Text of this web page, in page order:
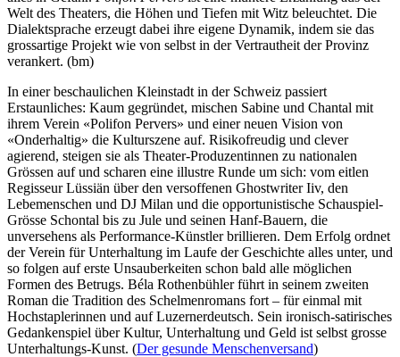
Welt des Theaters, die Höhen und Tiefen mit Witz beleuchtet. Die
Dialektsprache erzeugt dabei ihre eigene Dynamik, indem sie das
grossartige Projekt wie von selbst in der Vertrautheit der Provinz
verankert. (bm)
In einer beschaulichen Kleinstadt in der Schweiz passiert
Erstaunliches: Kaum gegründet, mischen Sabine und Chantal mit
ihrem Verein «Polifon Pervers» und einer neuen Vision von
«Onderhaltig» die Kulturszene auf. Risikofreudig und clever
agierend, steigen sie als Theater-Produzentinnen zu nationalen
Grössen auf und scharen eine illustre Runde um sich: vom eitlen
Regisseur Lüssiän über den versoffenen Ghostwriter Iiv, den
Lebemenschen und DJ Milan und die opportunistische Schauspiel-
Grösse Schontal bis zu Jule und seinen Hanf-Bauern, die
unversehens als Performance-Künstler brillieren. Dem Erfolg ordnet
der Verein für Unterhaltung im Laufe der Geschichte alles unter, und
so folgen auf erste Unsauberkeiten schon bald alle möglichen
Formen des Betrugs. Béla Rothenbühler führt in seinem zweiten
Roman die Tradition des Schelmenromans fort – für einmal mit
Hochstaplerinnen und auf Luzernerdeutsch. Sein ironisch-satirisches
Gedankenspiel über Kultur, Unterhaltung und Geld ist selbst grosse
Unterhaltungs-Kunst. (Der gesunde Menschenversand)